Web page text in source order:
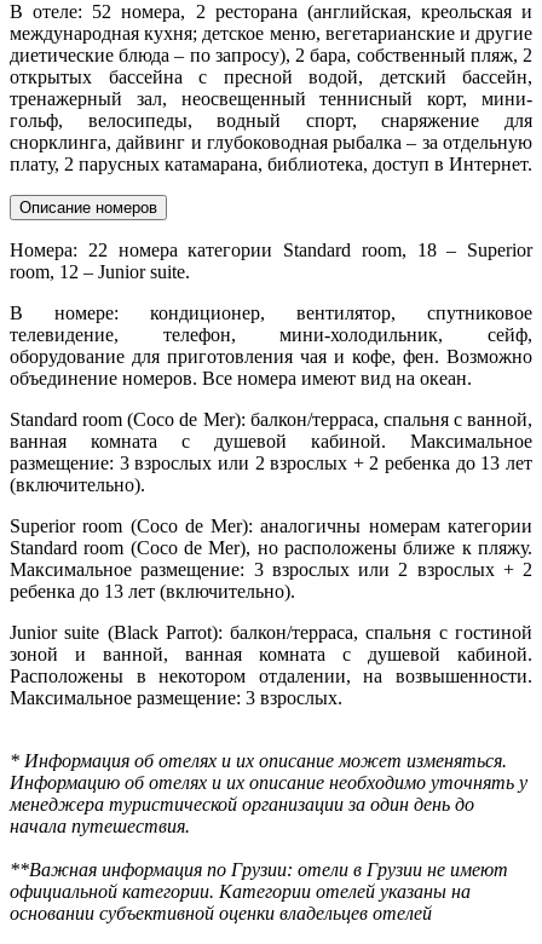
В отеле: 52 номера, 2 ресторана (английская, креольская и
международная кухня; детское меню, вегетарианские и другие
диетические блюда – по запросу), 2 бара, собственный пляж, 2
открытых бассейна с пресной водой, детский бассейн,
тренажерный зал, неосвещенный теннисный корт, мини-
гольф, велосипеды, водный спорт, снаряжение для
снорклинга, дайвинг и глубоководная рыбалка – за отдельную
плату, 2 парусных катамарана, библиотека, доступ в Интернет.
Описание номеров
Номера: 22 номера категории Standard room, 18 – Superior
room, 12 – Junior suite.
В номере: кондиционер, вентилятор, спутниковое
телевидение, телефон, мини-холодильник, сейф,
оборудование для приготовления чая и кофе, фен. Возможно
объединение номеров. Все номера имеют вид на океан.
Standard room (Coco de Mer): балкон/терраса, спальня с ванной,
ванная комната с душевой кабиной. Максимальное
размещение: 3 взрослых или 2 взрослых + 2 ребенка до 13 лет
(включительно).
Superior room (Coco de Mer): аналогичны номерам категории
Standard room (Coco de Mer), но расположены ближе к пляжу.
Максимальное размещение: 3 взрослых или 2 взрослых + 2
ребенка до 13 лет (включительно).
Junior suite (Black Parrot): балкон/терраса, спальня с гостиной
зоной и ванной, ванная комната с душевой кабиной.
Расположены в некотором отдалении, на возвышенности.
Максимальное размещение: 3 взрослых.
* Информация об отелях и их описание может изменяться.
Информацию об отелях и их описание необходимо уточнять у
менеджера туристической организации за один день до
начала путешествия.
**Важная информация по Грузии: отели в Грузии не имеют
официальной категории. Категории отелей указаны на
основании субъективной оценки владельцев отелей